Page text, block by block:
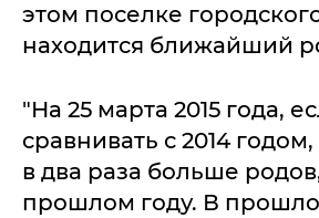
этом поселке
находится ближайший
"На 25 марта 2015 года,
сравнивать с 2014
в два раза больше
прошлом году. В